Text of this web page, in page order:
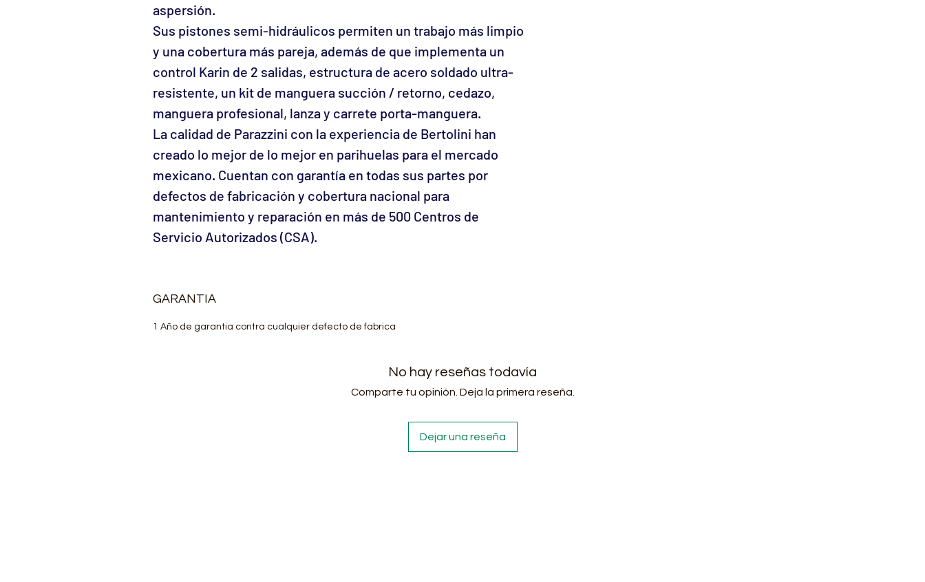
aspersión.
Sus pistones semi-hidráulicos permiten un trabajo más limpio
y una cobertura más pareja, además de que implementa un
control Karin de 2 salidas, estructura de acero soldado ultra-
resistente, un kit de manguera succión / retorno, cedazo,
manguera profesional, lanza y carrete porta-manguera.
La calidad de Parazzini con la experiencia de Bertolini han
creado lo mejor de lo mejor en parihuelas para el mercado
mexicano. Cuentan con garantía en todas sus partes por
defectos de fabricación y cobertura nacional para
mantenimiento y reparación en más de 500 Centros de
Servicio Autorizados (CSA).
GARANTIA
1 Año de garantia contra cualquier defecto de fabrica
No hay reseñas todavía
Comparte tu opinión. Deja la primera reseña.
Dejar una reseña